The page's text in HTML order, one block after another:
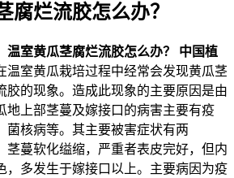
腐烂流胶怎么办？
室黄瓜茎腐烂流胶怎么办？
中国植
温室黄瓜栽培过程中经常会发现黄瓜茎
胶的现象。造成此现象的主要原因是由
地上部茎蔓及嫁接口的病害主要有疫
菌核病等。其主要被害症状有两
蔓软化缢缩，严重者表皮完好，但内
，多发生于嫁接口以上。主要病因为疫